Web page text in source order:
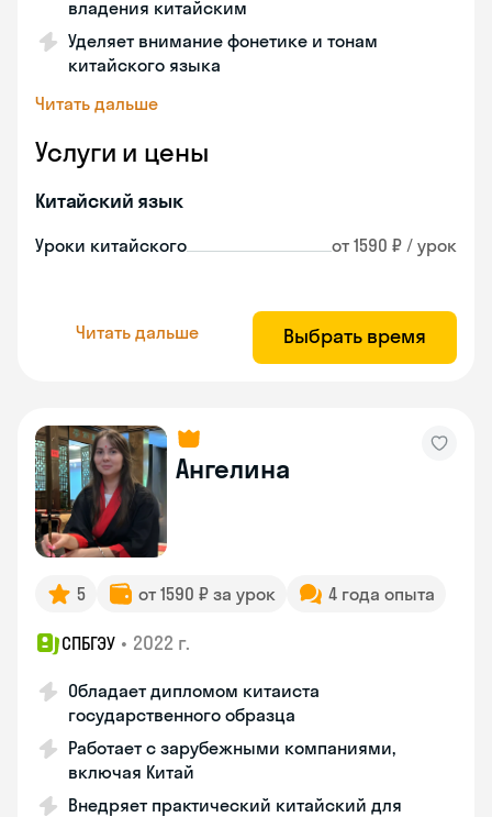
владения китайским
Уделяет внимание фонетике и тонам
китайского языка
Читать дальше
Услуги и цены
Китайский язык
Уроки китайского от 1590 ₽ / урок
Читать дальше Выбрать время
Ангелина
5 от 1590 ₽ за урок 4 года опыта
СПБГЭУ • 2022 г.
Обладает дипломом китаиста
государственного образца
Работает с зарубежными компаниями,
включая Китай
Внедряет практический китайский для